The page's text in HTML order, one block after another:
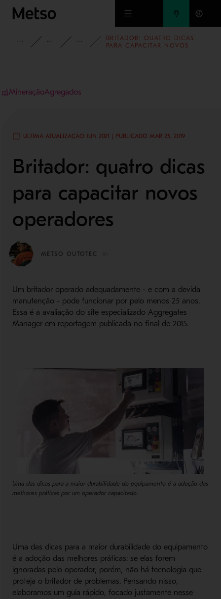
Ir para o conteúdo principal
INSIGHTSBLOG BLOG - MINERAÇÃO E REFINO DE
BRITADOR: QUATRO DICAS
PARA CAPACITAR NOVOS
MineraçãoAgregados
ÚLTIMA ATUALIZAÇÃO JUN 2021 | PUBLICADO MAR 25, 2019
Britador: quatro dicas
para capacitar novos
operadores
METSO OUTOTEC
Um britador operado adequadamente - e com a devida
manutenção - pode funcionar por pelo menos 25 anos.
Essa é a avaliação do site especializado Aggregates
Manager em reportagem publicada no final de 2015.
Uma das dicas para a maior durabilidade do equipamento é a adoção das
melhores práticas por um operador capacitado.
Uma das dicas para a maior durabilidade do equipamento
é a adoção das melhores práticas: se elas forem
ignoradas pelo operador, porém, não há tecnologia que
proteja o britador de problemas. Pensando nisso,
elaboramos um guia rápido, focado justamente nesse